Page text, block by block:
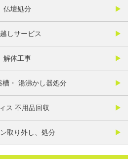
仏壇処分
しサービス
解体工事
槽・ 湯沸かし器処分
ス 不用品回収
取り外し、処分